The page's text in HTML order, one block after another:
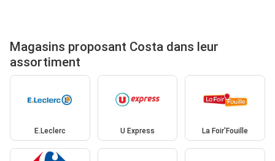
Magasins proposant Costa dans leur
assortiment
E.Leclerc U Express La Foir'Fouille